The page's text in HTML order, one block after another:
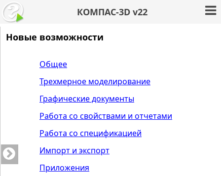
КОМПАС-3D v22
Новые возможности
Общее
Трехмерное моделирование
Графические документы
Работа со свойствами и отчетами
Работа со спецификацией
Импорт и экспорт
Приложения